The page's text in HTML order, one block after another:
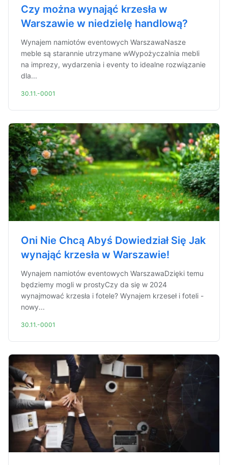
Czy można wynająć krzesła w
Warszawie w niedzielę handlową?
Wynajem namiotów eventowych WarszawaNasze
meble są starannie utrzymane wWypożyczalnia mebli
na imprezy, wydarzenia i eventy to idealne rozwiązanie
dla...
30.11.-0001
Oni Nie Chcą Abyś Dowiedział Się Jak
wynająć krzesła w Warszawie!
Wynajem namiotów eventowych WarszawaDzięki temu
będziemy mogli w prostyCzy da się w 2024
wynajmować krzesła i fotele? Wynajem krzeseł i foteli -
nowy...
30.11.-0001